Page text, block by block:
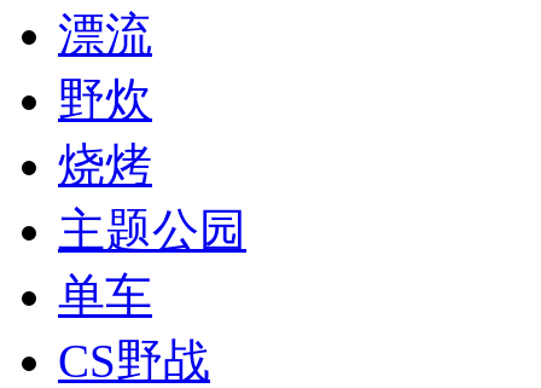
漂流
野炊
烧烤
主题公园
单车
CS野战